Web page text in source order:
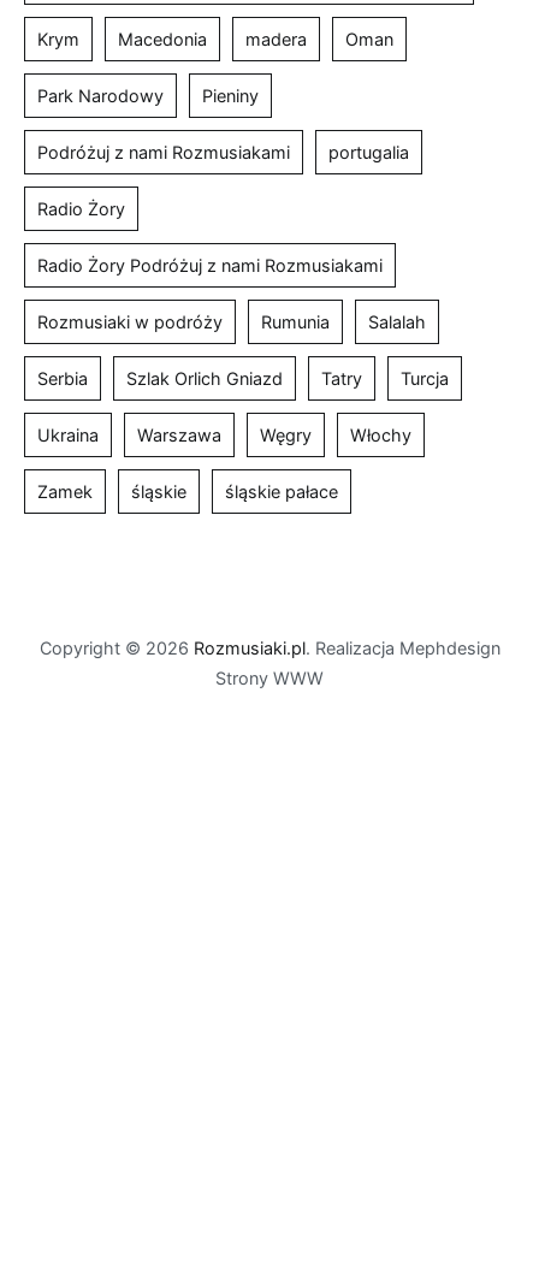
Krym Macedonia madera Oman
Park Narodowy Pieniny
Podróżuj z nami Rozmusiakami portugalia
Radio Żory
Radio Żory Podróżuj z nami Rozmusiakami
Rozmusiaki w podróży Rumunia Salalah
Serbia Szlak Orlich Gniazd Tatry Turcja
Ukraina Warszawa Węgry Włochy
Zamek śląskie śląskie pałace
Copyright © 2026 Rozmusiaki.pl. Realizacja Mephdesign
Strony WWW